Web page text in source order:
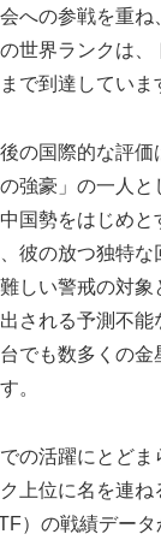
への参戦を重
世界ランクは、
で到達していま
の国際的な評価
強豪」の一人と
国勢をはじめ
彼の放つ独特
しい警戒の対
される予測不
でも数多くの金
。
の活躍にとど
上位に名を連
）の戦績データ